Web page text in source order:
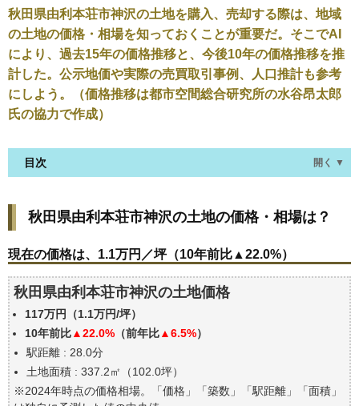
秋田県由利本荘市神沢の土地を購入、売却する際は、地域
の土地の価格・相場を知っておくことが重要だ。そこでAI
により、過去15年の価格推移と、今後10年の価格推移を推
計した。公示地価や実際の売買取引事例、人口推計も参考
にしよう。（価格推移は都市空間総合研究所の水谷昂太郎
氏の協力で作成）
目次 開く ▼
現在の価格は、1.1万円／坪（10年前比▲22.0%）
価格を詳細に分析しよう
秋田県由利本荘市神沢の土地の過去の売買事例
公示地価はいくら
エリアの将来性を人口予想から検討しよう
自分の年収でいくらの不動産が買える？
秋田県由利本荘市神沢の土地の価格・相場は？
現在の価格は、1.1万円／坪（10年前比▲22.0%）
秋田県由利本荘市神沢の土地価格
117万円（1.1万円/坪）
10年前比▲22.0% （前年比▲6.5%）
駅距離 : 28.0分
土地面積 : 337.2㎡（102.0坪）
※2024年時点の価格相場。「価格」「築数」「駅距離」「面積」